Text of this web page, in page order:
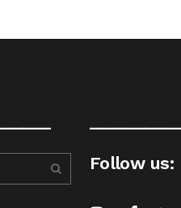
Follow us: